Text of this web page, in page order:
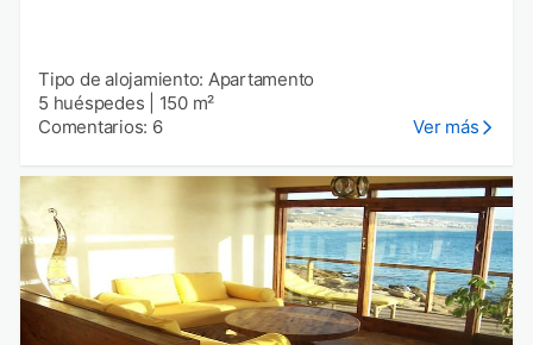
Tipo de alojamiento: Apartamento
5 huéspedes
150 m²
Comentarios: 6
Ver más